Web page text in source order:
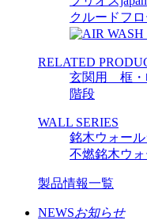
クルードフ
RELATED
玄関用 框・
階段
WALL SERIES
銘木ウォー
不燃銘木ウ
製品情報一覧
NEWSお知らせ